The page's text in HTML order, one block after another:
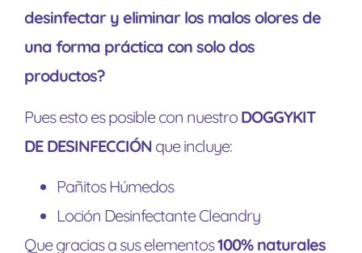
desinfectar y eliminar los malos olores de
una forma práctica con solo dos
productos?
Pues esto es posible con nuestro DOGGYKIT
DE DESINFECCIÓN que incluye:
Pañitos Húmedos
Loción Desinfectante Cleandry
Que gracias a sus elementos100% naturales